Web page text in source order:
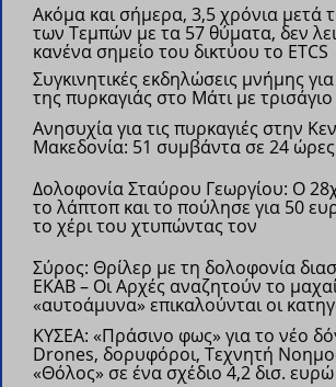
Ακόμα και σήμερα, 3,5 χρόνια μετά
των Τεμπών με τα 57 θύματα, δεν
κανένα σημείο του δικτύου το ETCS
Συγκινητικές εκδηλώσεις μνήμης
της πυρκαγιάς στο Μάτι με
Ανησυχία για τις πυρκαγιές στην
Μακεδονία: 51 συμβάντα σε 24 ώρες
Δολοφονία Σταύρου Γεωργίου: Ο
το λάπτοπ και το πούλησε για 50
το χέρι του χτυπώντας τον
Σύρος: Θρίλερ με τη δολοφονία
ΕΚΑΒ – Οι Αρχές αναζητούν το
«αυτοάμυνα» επικαλούνται οι
ΚΥΣΕΑ: «Πράσινο φως» για το νέο
Drones, δορυφόροι, Τεχνητή
«Θόλος» σε ένα σχέδιο 4,2 δισ. ευρώ